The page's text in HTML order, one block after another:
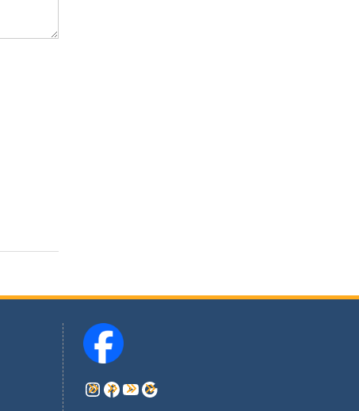
Instagram
Facebook
YouTube
Google